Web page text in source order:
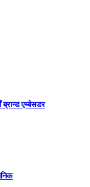
एम्बेसडर